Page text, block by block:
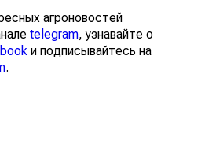
агроновостей
telegram, узнавайте о
и подписывайтесь на
.